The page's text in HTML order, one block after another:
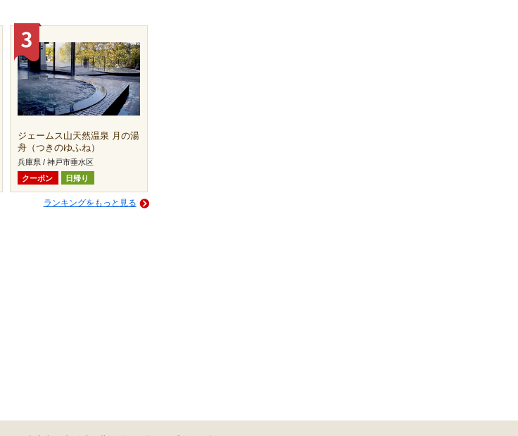
ジェームス山天然温泉 月の湯
舟（つきのゆふね）
兵庫県 / 神戸市垂水区
クーポン
日帰り
ランキングをもっと見る